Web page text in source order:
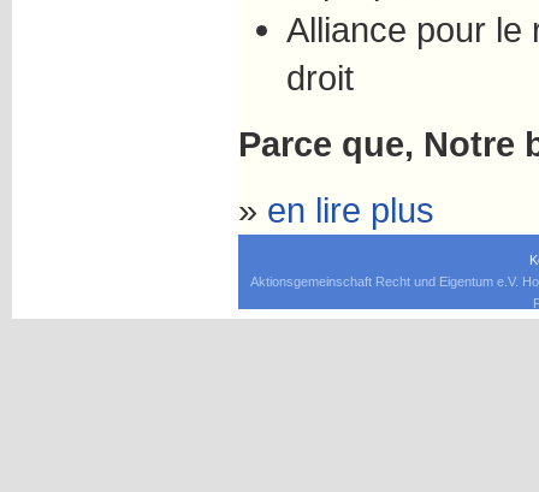
Alliance pour le
droit
Parce que, Notre
» en lire plus
Aktionsgemeinschaft Recht und Eigentum e.V.